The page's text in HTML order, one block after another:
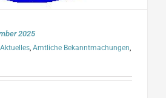
2025
Aktuelles, Amtliche Bekanntmachungen,